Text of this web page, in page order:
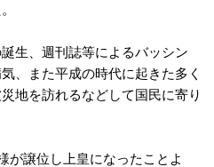
生、週刊誌等によるバッシン
、また平成の時代に起きた多く
地を訪れるなどして国民に寄り
が譲位し上皇になったことよ